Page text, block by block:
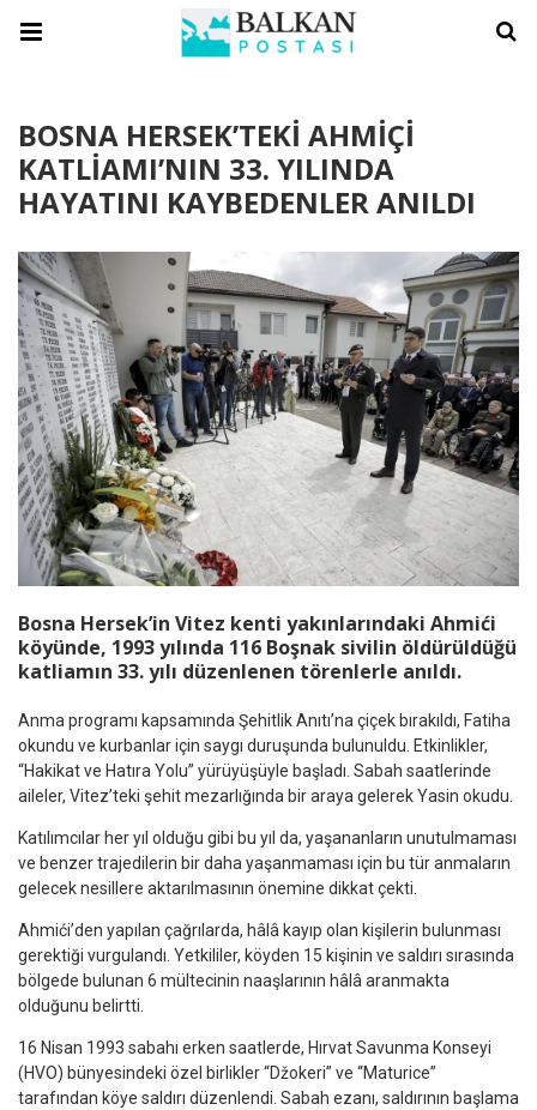
BOSNA HERSEK’TEKİ AHMİÇİ
KATLİAMI’NIN 33. YILINDA
HAYATINI KAYBEDENLER ANILDI
Bosna Hersek’in Vitez kenti yakınlarındaki Ahmići
köyünde, 1993 yılında 116 Boşnak sivilin öldürüldüğü
katliamın 33. yılı düzenlenen törenlerle anıldı.
Anma programı kapsamında Şehitlik Anıtı’na çiçek bırakıldı, Fatiha
okundu ve kurbanlar için saygı duruşunda bulunuldu. Etkinlikler,
“Hakikat ve Hatıra Yolu” yürüyüşüyle başladı. Sabah saatlerinde
aileler, Vitez’teki şehit mezarlığında bir araya gelerek Yasin okudu.
Katılımcılar her yıl olduğu gibi bu yıl da, yaşananların unutulmaması
ve benzer trajedilerin bir daha yaşanmaması için bu tür anmaların
gelecek nesillere aktarılmasının önemine dikkat çekti.
Ahmići’den yapılan çağrılarda, hâlâ kayıp olan kişilerin bulunması
gerektiği vurgulandı. Yetkililer, köyden 15 kişinin ve saldırı sırasında
bölgede bulunan 6 mültecinin naaşlarının hâlâ aranmakta
olduğunu belirtti.
16 Nisan 1993 sabahı erken saatlerde, Hırvat Savunma Konseyi
(HVO) bünyesindeki özel birlikler “Džokeri” ve “Maturice”
tarafından köye saldırı düzenlendi. Sabah ezanı, saldırının başlama